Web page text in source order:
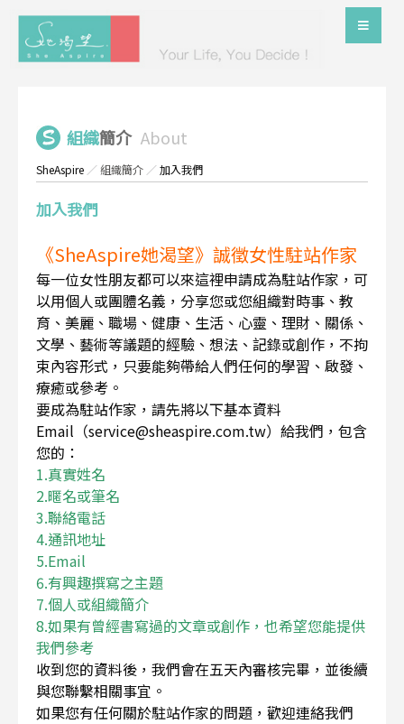
組織簡介 About
SheAspire ／組織簡介 ／加入我們
加入我們
《SheAspire她渴望》誠徵女性駐站作家
每一位女性朋友都可以來這裡申請成為駐站作家，可
以用個人或團體名義，分享您或您組織對時事、教
育、美麗、職場、健康、生活、心靈、理財、關係、
文學、藝術等議題的經驗、想法、記錄或創作，不拘
束內容形式，只要能夠帶給人們任何的學習、啟發、
療癒或參考。
要成為駐站作家，請先將以下基本資料
Email（service@sheaspire.com.tw）給我們，包含
您的：
1.真實姓名
2.暱名或筆名
3.聯絡電話
4.通訊地址
5.Email
6.有興趣撰寫之主題
7.個人或組織簡介
8.如果有曾經書寫過的文章或創作，也希望您能提供
我們參考
收到您的資料後，我們會在五天內審核完畢，並後續
與您聯繫相關事宜。
如果您有任何關於駐站作家的問題，歡迎連絡我們